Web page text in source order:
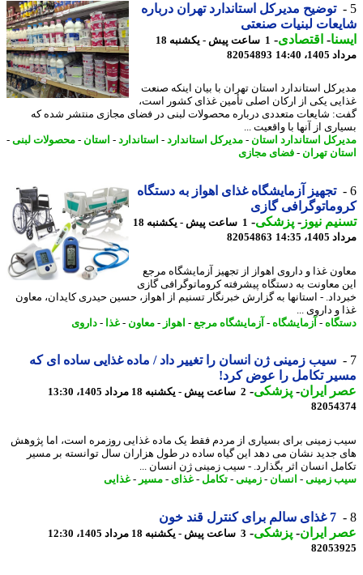
توضیح مدیرکل استاندارد تهران درباره
لبنیات صنعتی
-اقتصادی-
1 ساعت پیش - یکشنبه 18
14:40
82054893
استاندارد استان تهران با بیان اینکه صنعت
یکی از ارکان اصلی تأمین غذای کشور است،
شایعات متعددی درباره محصولات لبنی در فضای مجازی منتشر شده که
از آنها با واقعیت ...
استاندارد استان-مدیرکل استاندارد- استاندارد- استان-محصولات لبنی -
تهران- فضای مجازی
تجهیز آزمایشگاه غذای اهواز به دستگاه
گازی
نیوز-پزشکی-
1 ساعت پیش - یکشنبه 18
14:35
82054863
غذا و داروی اهواز از تجهیز آزمایشگاه مرجع
معاونت به دستگاه پیشرفته کروماتوگرافی گازی
- استانها به گزارش خبرنگار تسنیم از اهواز، حسین حیدری کایدان، معاون
و داروی ...
-آزمایشگاه-آزمایشگاه مرجع-اهواز -معاون-غذا-داروی
سیب زمینی ژن انسان را تغییر داد / ماده غذایی ساده ای که
تکامل را عوض کرد!
ایران- پزشکی-2 ساعت پیش - یکشنبه 18 مرداد 1405، 13:30
زمینی برای بسیاری از مردم فقط یک ماده غذایی روزمره است، اما پژوهش
جدید نشان می دهد این گیاه ساده در طول هزاران سال توانسته بر مسیر
انسان اثر بگذارد. - سیب زمینی ژن انسان ...
زمینی-انسان-زمینی-تکامل-غذای- مسیر-غذایی
7 غذای سالم برای کنترل قند خون
ایران- پزشکی-3 ساعت پیش - یکشنبه 18 مرداد 1405، 12:30